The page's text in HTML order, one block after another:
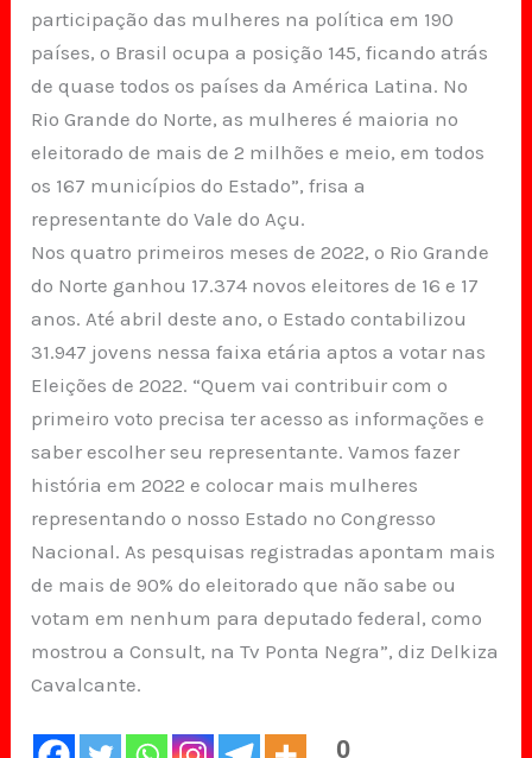
participação das mulheres na política em 190
países, o Brasil ocupa a posição 145, ficando atrás
de quase todos os países da América Latina. No
Rio Grande do Norte, as mulheres é maioria no
eleitorado de mais de 2 milhões e meio, em todos
os 167 municípios do Estado”, frisa a
representante do Vale do Açu.
Nos quatro primeiros meses de 2022, o Rio Grande
do Norte ganhou 17.374 novos eleitores de 16 e 17
anos. Até abril deste ano, o Estado contabilizou
31.947 jovens nessa faixa etária aptos a votar nas
Eleições de 2022. “Quem vai contribuir com o
primeiro voto precisa ter acesso as informações e
saber escolher seu representante. Vamos fazer
história em 2022 e colocar mais mulheres
representando o nosso Estado no Congresso
Nacional. As pesquisas registradas apontam mais
de mais de 90% do eleitorado que não sabe ou
votam em nenhum para deputado federal, como
mostrou a Consult, na Tv Ponta Negra”, diz Delkiza
Cavalcante.
0